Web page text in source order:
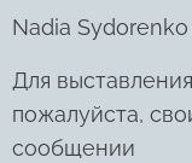
Nadia Sydorenko
Для
пожалуйста,
сообщении